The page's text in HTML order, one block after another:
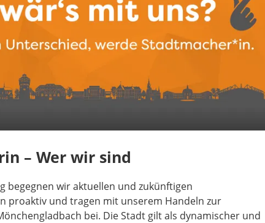
– Wer wir sind
begegnen wir aktuellen und zukünftigen
proaktiv und tragen mit unserem Handeln zur
bei. Die Stadt gilt als dynamischer und